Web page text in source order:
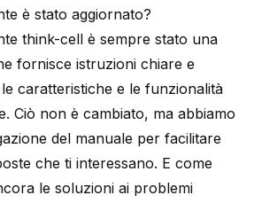
è stato aggiornato?
think-cell è sempre stato una
fornisce istruzioni chiare e
caratteristiche e le funzionalità
Ciò non è cambiato, ma abbiamo
del manuale per facilitare
che ti interessano. E come
le soluzioni ai problemi